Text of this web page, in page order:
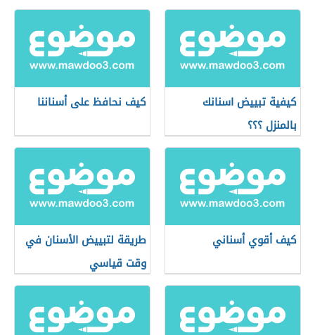
كيفية تبييض اسنانك
بالمنزل ؟؟؟
كيف نحافظ على أسناننا
كيف أقوي أسناني
طريقة لتبييض الأسنان في
وقت قياسي